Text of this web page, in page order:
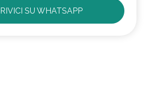
SU WHATSAPP